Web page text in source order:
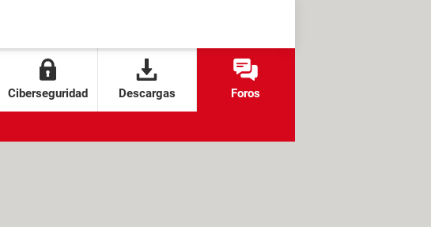
Ciberseguridad Descargas Foros